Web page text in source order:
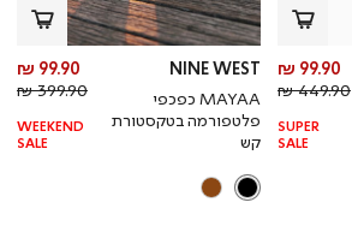
מחיר
מוצר
99.90 ₪
מחיר
רגיל
449.90 ₪
SUPER
SALE
NINE WEST
MAYAA כפכפי
פלטפורמה בטקסטורת
קש
99.90 ₪
399.90 ₪
WEEKEND
SALE